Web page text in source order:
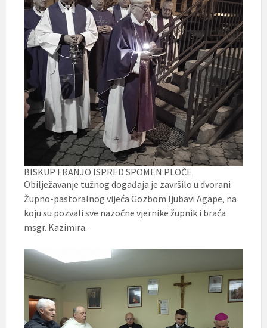
BISKUP FRANJO ISPRED SPOMEN PLOČE
Obilježavanje tužnog događaja je završilo u dvorani
Župno-pastoralnog vijeća Gozbom ljubavi Agape, na
koju su pozvali sve nazočne vjernike župnik i braća
msgr. Kazimira.